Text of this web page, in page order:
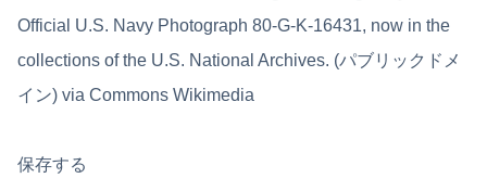
Official U.S. Navy Photograph 80-G-K-16431, now in the
collections of the U.S. National Archives. (パブリックドメ
イン) via Commons Wikimedia
保存する